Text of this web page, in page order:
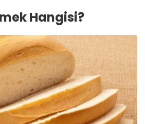
Hangisi?